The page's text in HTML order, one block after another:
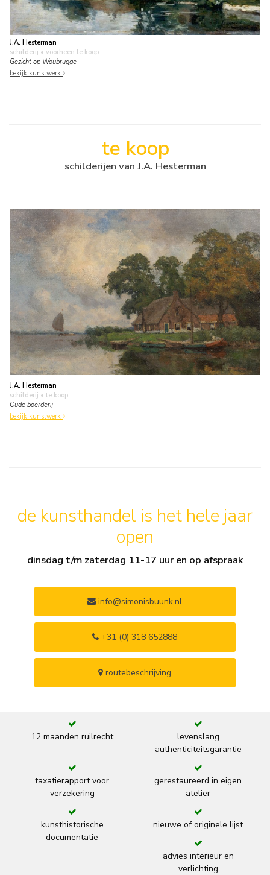
J.A. Hesterman
schilderij • voorheen te koop
Gezicht op Woubrugge
bekijk kunstwerk
te koop
schilderijen van J.A. Hesterman
J.A. Hesterman
schilderij • te koop
Oude boerderij
bekijk kunstwerk
de kunsthandel is het hele jaar
open
dinsdag t/m zaterdag 11-17 uur en op afspraak
info@simonisbuunk.nl
+31 (0) 318 652888
routebeschrijving
12 maanden ruilrecht
levenslang
authenticiteitsgarantie
taxatierapport voor
verzekering
gerestaureerd in eigen
atelier
kunsthistorische
documentatie
nieuwe of originele lijst
advies interieur en
verlichting